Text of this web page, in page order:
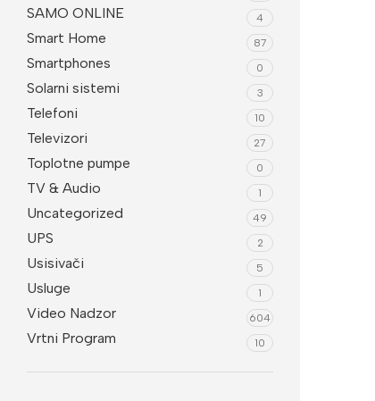
SAMO ONLINE 4
Smart Home 87
Smartphones 0
Solarni sistemi 3
Telefoni 10
Televizori 27
Toplotne pumpe 0
TV & Audio 1
Uncategorized 49
UPS 2
Usisivači 5
Usluge 1
Video Nadzor 604
Vrtni Program 10